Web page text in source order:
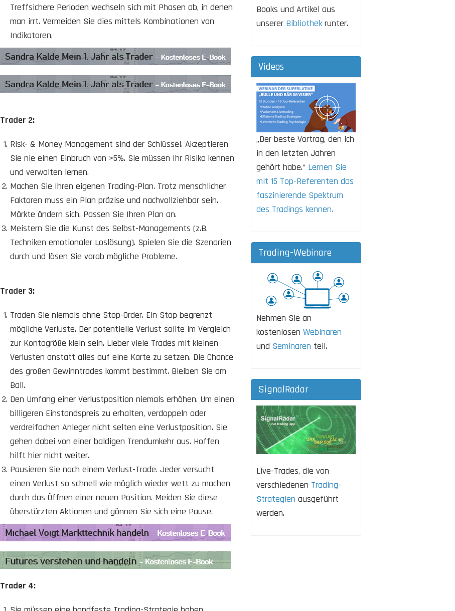
Treffsichere Perioden wechseln sich mit Phasen ab, in denen
man irrt. Vermeiden Sie dies mittels Kombinationen von
Indikatoren.
Trader 2:
Risk- & Money Management sind der Schlüssel. Akzeptieren
Sie nie einen Einbruch von >5%. Sie müssen Ihr Risiko kennen
und verwalten lernen.
Machen Sie Ihren eigenen Trading-Plan. Trotz menschlicher
Faktoren muss ein Plan präzise und nachvollziehbar sein.
Märkte ändern sich. Passen Sie Ihren Plan an.
Meistern Sie die Kunst des Selbst-Managements (z.B.
Techniken emotionaler Loslösung). Spielen Sie die Szenarien
durch und lösen Sie vorab mögliche Probleme.
Trader 3:
Traden Sie niemals ohne Stop-Order. Ein Stop begrenzt
mögliche Verluste. Der potentielle Verlust sollte im Vergleich
zur Kontogröße klein sein. Lieber viele Trades mit kleinen
Verlusten anstatt alles auf eine Karte zu setzen. Die Chance
des großen Gewinntrades kommt bestimmt. Bleiben Sie am
Ball.
Den Umfang einer Verlustposition niemals erhöhen. Um einen
billigeren Einstandspreis zu erhalten, verdoppeln oder
verdreifachen Anleger nicht selten eine Verlustposition. Sie
gehen dabei von einer baldigen Trendumkehr aus. Hoffen
hilft hier nicht weiter.
Pausieren Sie nach einem Verlust-Trade. Jeder versucht
einen Verlust so schnell wie möglich wieder wett zu machen
durch das Öffnen einer neuen Position. Meiden Sie diese
überstürzten Aktionen und gönnen Sie sich eine Pause.
Trader 4:
Books und Artikel aus
unserer Bibliothekrunter.
Videos
„Der beste Vortrag, den ich
in den letzten Jahren
gehört habe.“ Lernen Sie
mit 15 Top-Referenten das
faszinierende Spektrum
des Tradings kennen.
Trading-Webinare
Nehmen Sie an
kostenlosen Webinaren
und Seminaren teil.
SignalRadar
Live-Trades, die von
verschiedenen Trading-
Strategien ausgeführt
werden.